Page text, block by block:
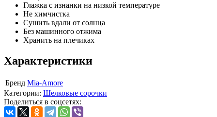
Глажка с изнанки на низкой температуре
Не химчистка
Сушить вдали от солнца
Без машинного отжима
Хранить на плечиках
Характеристики
Бренд Mia-Amore
Категории: Шелковые сорочки
Поделиться в соцсетях: